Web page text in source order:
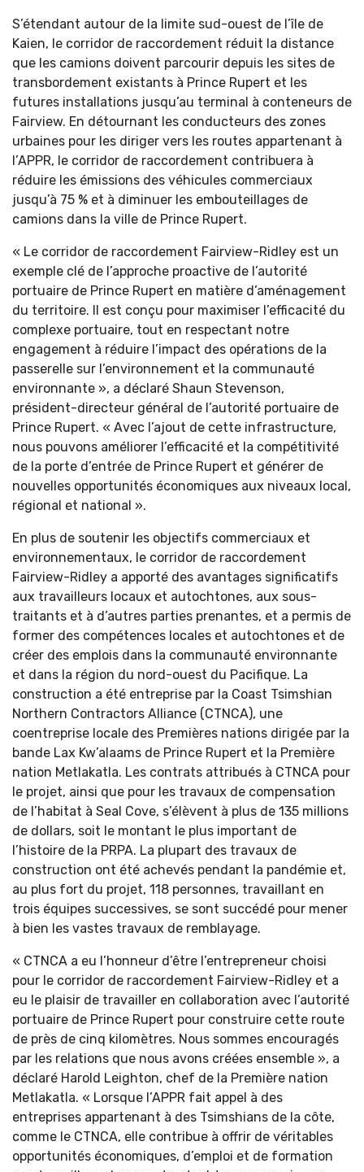
S’étendant autour de la limite sud-ouest de l’île de
Kaien, le corridor de raccordement réduit la distance
que les camions doivent parcourir depuis les sites de
transbordement existants à Prince Rupert et les
futures installations jusqu’au terminal à conteneurs de
Fairview. En détournant les conducteurs des zones
urbaines pour les diriger vers les routes appartenant à
l’APPR, le corridor de raccordement contribuera à
réduire les émissions des véhicules commerciaux
jusqu’à 75 % et à diminuer les embouteillages de
camions dans la ville de Prince Rupert.
« Le corridor de raccordement Fairview-Ridley est un
exemple clé de l’approche proactive de l’autorité
portuaire de Prince Rupert en matière d’aménagement
du territoire. Il est conçu pour maximiser l’efficacité du
complexe portuaire, tout en respectant notre
engagement à réduire l’impact des opérations de la
passerelle sur l’environnement et la communauté
environnante », a déclaré Shaun Stevenson,
président-directeur général de l’autorité portuaire de
Prince Rupert. « Avec l’ajout de cette infrastructure,
nous pouvons améliorer l’efficacité et la compétitivité
de la porte d’entrée de Prince Rupert et générer de
nouvelles opportunités économiques aux niveaux local,
régional et national ».
En plus de soutenir les objectifs commerciaux et
environnementaux, le corridor de raccordement
Fairview-Ridley a apporté des avantages significatifs
aux travailleurs locaux et autochtones, aux sous-
traitants et à d’autres parties prenantes, et a permis de
former des compétences locales et autochtones et de
créer des emplois dans la communauté environnante
et dans la région du nord-ouest du Pacifique. La
construction a été entreprise par la Coast Tsimshian
Northern Contractors Alliance (CTNCA), une
coentreprise locale des Premières nations dirigée par la
bande Lax Kw’alaams de Prince Rupert et la Première
nation Metlakatla. Les contrats attribués à CTNCA pour
le projet, ainsi que pour les travaux de compensation
de l’habitat à Seal Cove, s’élèvent à plus de 135 millions
de dollars, soit le montant le plus important de
l’histoire de la PRPA. La plupart des travaux de
construction ont été achevés pendant la pandémie et,
au plus fort du projet, 118 personnes, travaillant en
trois équipes successives, se sont succédé pour mener
à bien les vastes travaux de remblayage.
« CTNCA a eu l’honneur d’être l’entrepreneur choisi
pour le corridor de raccordement Fairview-Ridley et a
eu le plaisir de travailler en collaboration avec l’autorité
portuaire de Prince Rupert pour construire cette route
de près de cinq kilomètres. Nous sommes encouragés
par les relations que nous avons créées ensemble », a
déclaré Harold Leighton, chef de la Première nation
Metlakatla. « Lorsque l’APPR fait appel à des
entreprises appartenant à des Tsimshians de la côte,
comme le CTNCA, elle contribue à offrir de véritables
opportunités économiques, d’emploi et de formation